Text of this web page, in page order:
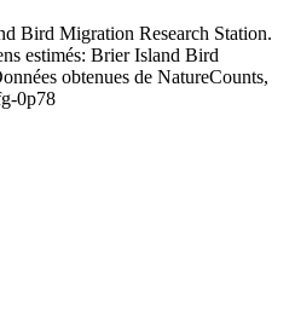
Bird Migration Research Station.
estimés: Brier Island Bird
obtenues de NatureCounts,
0p78